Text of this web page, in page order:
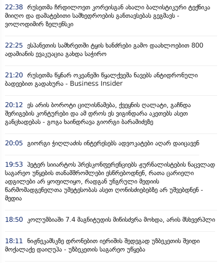
22:38 რუსეთმა ჩრდილოეთ კორეისგან ახალი ბალისტიკური ტექნიკა
მიიღო და დამატებითი სამხედროების განთავსებას გეგმავს -
ვოლოდიმირ ზელენსკი
22:25 ესპანეთის სამხრეთში ტყის ხანძრები გამო დაახლოებით 800
ადამიანის ევაკუაცია გახდა საჭირო
21:20 რუსეთმა წყნარ ოკეანეში წყალქვეშა ნავებს ანტიდრონული
ბადეებით გადახურა - Business Insider
20:12 ეს არის ბოროტი ცილისწამება, ქვეყნის ღალატი, გაჩნდა
შერიგების კონტურები და ამ დროს ეს ვიგინდარა აკეთებს ასეთ
განცხადებას - გოგა ხაინდრავა გიორგი ბარამიძეზე
20:05 გიორგი ჭიღლაძის ინტერესებს ადვოკატები აღარ დაიცავენ
19:53 პეტერ სიიარტოს პრესკონფერენციებს ჟურნალისტების ნაცვლად
საგარეო უწყების თანამშრომლები ესწრებოდნენ, რათა ცარიელი
ადგილები არ ყოფილიყო, რადგან უნგრული მედიის
წარმომადგენელთა უმეტესობას ასეთ ღონისძიებებზე არ უშვებდნენ -
მედია
18:50 კოლუმბიაში 7.4 მაგნიტუდის მიწისძვრა მოხდა, არის მსხვერპლი
18:11 ნიჟნეკამსკზე დრონებით იერიშის შედეგად უზბეკეთის შვიდი
მოქალაქე დაიღუპა - უზბეკეთის საგარეო უწყება